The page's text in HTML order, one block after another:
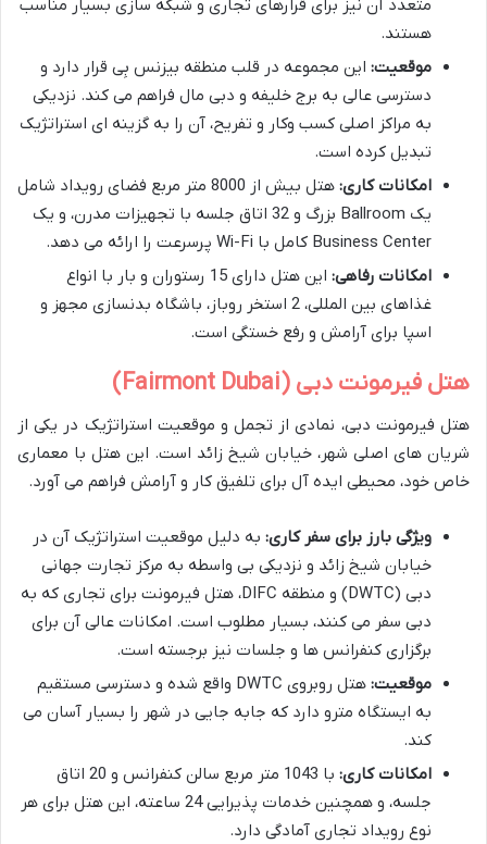
متعدد آن نیز برای قرارهای تجاری و شبکه سازی بسیار مناسب
هستند.
موقعیت: این مجموعه در قلب منطقه بیزنس بِی قرار دارد و
دسترسی عالی به برج خلیفه و دبی مال فراهم می کند. نزدیکی
به مراکز اصلی کسب وکار و تفریح، آن را به گزینه ای استراتژیک
تبدیل کرده است.
امکانات کاری:
هتل بیش از 8000 متر مربع فضای رویداد شامل
یک Ballroom بزرگ و 32 اتاق جلسه با تجهیزات مدرن، و یک
Business Center کامل با Wi-Fi پرسرعت را ارائه می دهد.
امکانات رفاهی:
این هتل دارای 15 رستوران و بار با انواع
غذاهای بین المللی، 2 استخر روباز، باشگاه بدنسازی مجهز و
اسپا برای آرامش و رفع خستگی است.
هتل فیرمونت دبی (Fairmont Dubai)
هتل فیرمونت دبی، نمادی از تجمل و موقعیت استراتژیک در یکی از
شریان های اصلی شهر، خیابان شیخ زائد است. این هتل با معماری
خاص خود، محیطی ایده آل برای تلفیق کار و آرامش فراهم می آورد.
ویژگی بارز برای سفر کاری: به دلیل موقعیت استراتژیک آن در
خیابان شیخ زائد و نزدیکی بی واسطه به مرکز تجارت جهانی
دبی (DWTC) و منطقه DIFC، هتل فیرمونت برای تجاری که به
دبی سفر می کنند، بسیار مطلوب است. امکانات عالی آن برای
برگزاری کنفرانس ها و جلسات نیز برجسته است.
موقعیت:
هتل روبروی DWTC واقع شده و دسترسی مستقیم
به ایستگاه مترو دارد که جابه جایی در شهر را بسیار آسان می
کند.
امکانات کاری:
با 1043 متر مربع سالن کنفرانس و 20 اتاق
جلسه، و همچنین خدمات پذیرایی 24 ساعته، این هتل برای هر
نوع رویداد تجاری آمادگی دارد.